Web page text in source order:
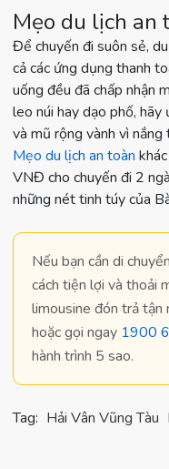
Mẹo du lịch an
Để chuyến đi suôn sẻ,
cả các ứng dụng thanh
uống đều đã chấp nhận
leo núi hay dạo phố,
và mũ rộng vành vì
Mẹo du lịch an toàn
VNĐ cho chuyến đi 2
những nét tinh túy của
Nếu bạn cần di
cách tiện lợi và thoải
limousine đón trả tận
hoặc gọi ngay 1900
hành trình 5 sao.
Tag: Hải Vân Vũng Tàu